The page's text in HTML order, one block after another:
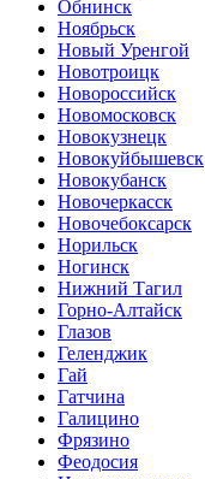
Обнинск
Ноябрьск
Новый Уренгой
Новотроицк
Новороссийск
Новомосковск
Новокузнецк
Новокуйбышевск
Новокубанск
Новочеркасск
Новочебоксарск
Норильск
Ногинск
Нижний Тагил
Горно-Алтайск
Глазов
Геленджик
Гай
Гатчина
Галицино
Фрязино
Феодосия